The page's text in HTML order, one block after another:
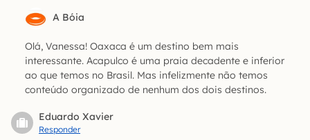
A Bóia
Olá, Vanessa! Oaxaca é um destino bem mais
interessante. Acapulco é uma praia decadente e inferior
ao que temos no Brasil. Mas infelizmente não temos
conteúdo organizado de nenhum dos dois destinos.
Eduardo Xavier
Responder